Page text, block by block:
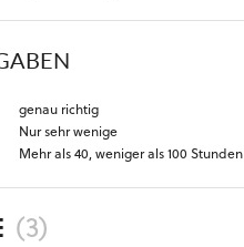
genau richtig
Nur sehr wenige
Mehr als 40, weniger als 100 Stunden
(3)